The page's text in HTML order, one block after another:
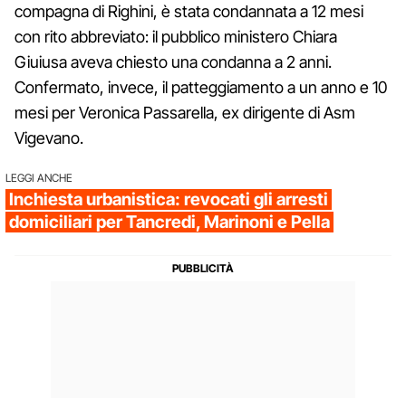
compagna di Righini, è stata condannata a 12 mesi
con rito abbreviato: il pubblico ministero Chiara
Giuiusa aveva chiesto una condanna a 2 anni.
Confermato, invece, il patteggiamento a un anno e 10
mesi per Veronica Passarella, ex dirigente di Asm
Vigevano.
LEGGI ANCHE
Inchiesta urbanistica: revocati gli arresti
domiciliari per Tancredi, Marinoni e Pella